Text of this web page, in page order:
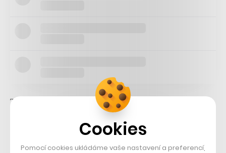
To, co začalo jako hobby, dnes tvoří další z pilířů
investiční skupiny J&T, která pro vinařský byznys jako
celek založila J&T Wine Holding. Do něj dnes patří
stoprocentní podílyv jihomoravském Wine Resortu
Cookies
Pomocí cookies ukládáme vaše nastavení a preferencí,